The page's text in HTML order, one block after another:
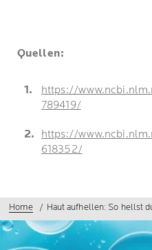
Quellen:
https://
789419/
https://
618352/
Home Haut aufhellen: So hellst